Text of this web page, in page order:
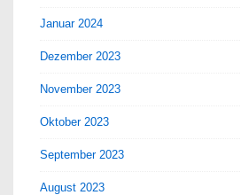
Januar 2024
Dezember 2023
November 2023
Oktober 2023
September 2023
August 2023